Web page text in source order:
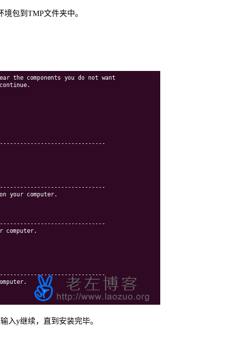
包到TMP文件夹中。
入y继续，直到安装完毕。